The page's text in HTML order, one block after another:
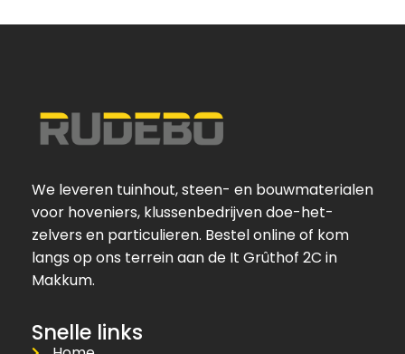
We leveren tuinhout, steen- en bouwmaterialen
voor hoveniers, klussenbedrijven doe-het-
zelvers en particulieren. Bestel online of kom
langs op ons terrein aan de It Grûthof 2C in
Makkum.
Snelle links